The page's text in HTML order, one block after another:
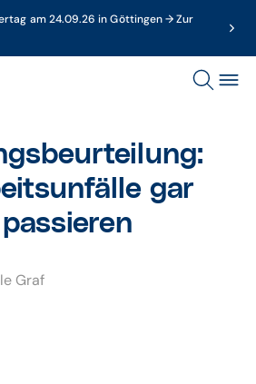
am 24.09.26 in Göttingen → Zur
gar
Graf